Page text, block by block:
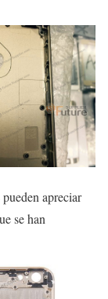
apreciar
se han